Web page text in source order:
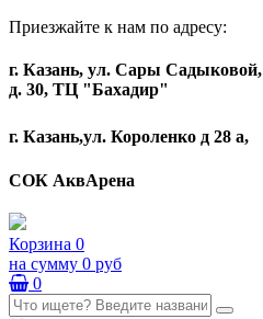
Приезжайте к нам по адресу:
г. Казань, ул. Сары Садыковой,
д. 30, ТЦ "Бахадир"
г. Казань,ул. Короленко д 28 а,
СОК АквАрена
Корзина 0
на сумму 0 руб
0